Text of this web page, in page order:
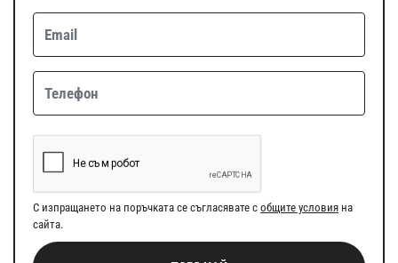
С изпращането на поръчката се съгласявате с общите условия на
сайта.